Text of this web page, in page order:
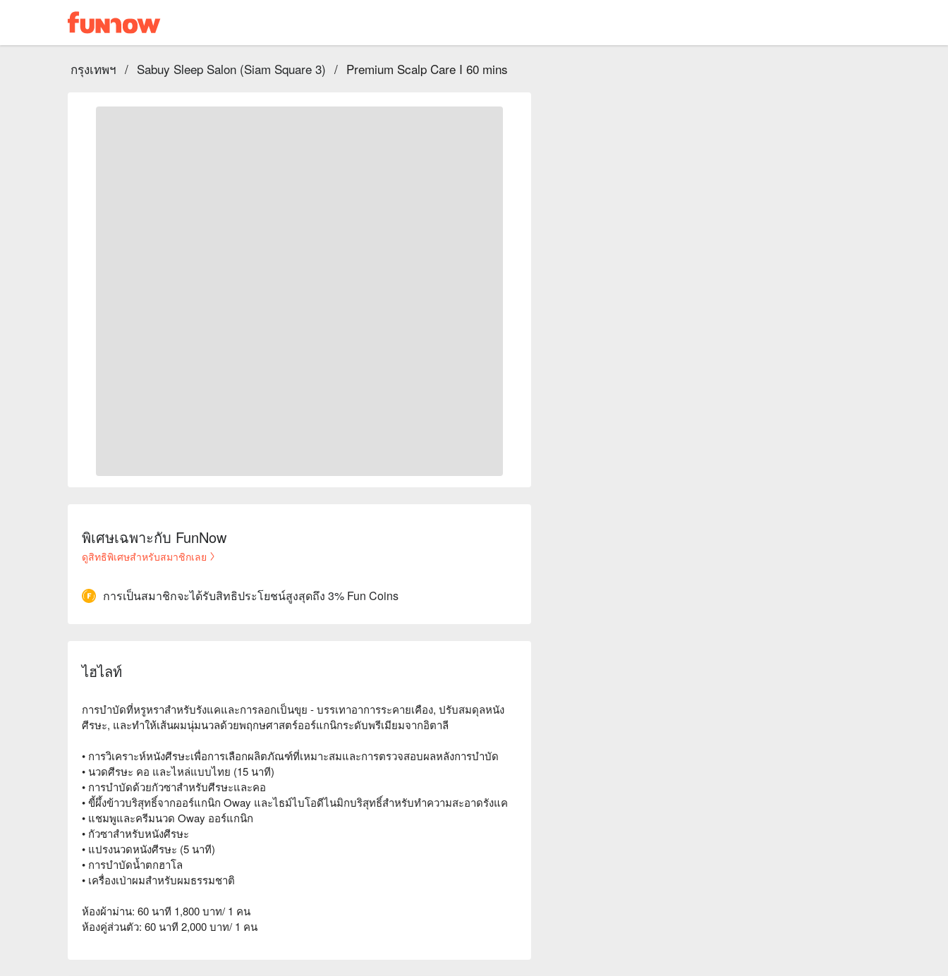
กรุงเทพฯ / Sabuy Sleep Salon (Siam Square 3) / Premium Scalp Care I 60 mins
พิเศษเฉพาะกับ FunNow
ดูสิทธิพิเศษสำหรับสมาชิกเลย
การเป็นสมาชิกจะได้รับสิทธิประโยชน์สูงสุดถึง 3% Fun Coins
ไฮไลท์
การบำบัดที่หรูหราสำหรับรังแคและการลอกเป็นขุย - บรรเทาอาการระคายเคือง, ปรับสมดุลหนัง
ศีรษะ, และทำให้เส้นผมนุ่มนวลด้วยพฤกษศาสตร์ออร์แกนิกระดับพรีเมียมจากอิตาลี
• การวิเคราะห์หนังศีรษะเพื่อการเลือกผลิตภัณฑ์ที่เหมาะสมและการตรวจสอบผลหลังการบำบัด
• นวดศีรษะ คอ และไหล่แบบไทย (15 นาที)
• การบำบัดด้วยกัวซาสำหรับศีรษะและคอ
• ขี้ผึ้งข้าวบริสุทธิ์จากออร์แกนิก Oway และไธม์ไบโอดีไนมิกบริสุทธิ์สำหรับทำความสะอาดรังแค
• แชมพูและครีมนวด Oway ออร์แกนิก
• กัวซาสำหรับหนังศีรษะ
• แปรงนวดหนังศีรษะ (5 นาที)
• การบำบัดน้ำตกฮาโล
• เครื่องเป่าผมสำหรับผมธรรมชาติ
ห้องผ้าม่าน: 60 นาที 1,800 บาท/ 1 คน
ห้องคู่ส่วนตัว: 60 นาที 2,000 บาท/ 1 คน